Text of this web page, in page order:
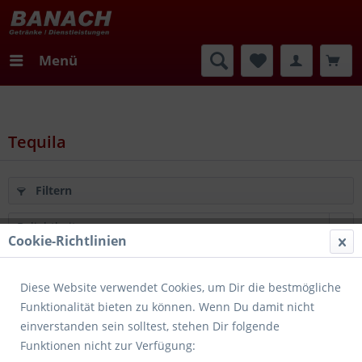
Menü
Tequila
Filtern
Merken
Cookie-Richtlinien
Diese Website verwendet Cookies, um Dir die bestmögliche
Funktionalität bieten zu können. Wenn Du damit nicht
einverstanden sein solltest, stehen Dir folgende
Funktionen nicht zur Verfügung: